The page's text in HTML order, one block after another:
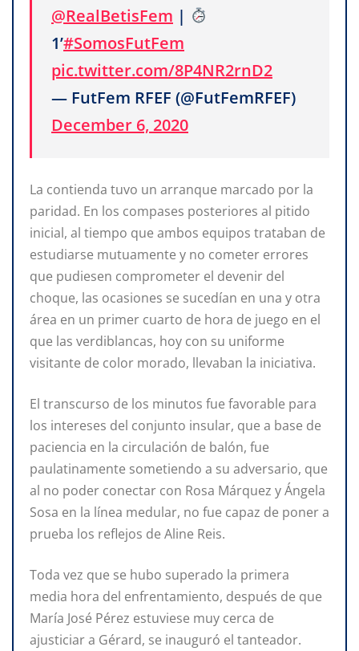
@RealBetisFem |
1’#SomosFutFem
pic.twitter.com/8P4NR2rnD2
— FutFem RFEF (@FutFemRFEF)
December 6, 2020
La contienda tuvo un arranque marcado por la
paridad. En los compases posteriores al pitido
inicial, al tiempo que ambos equipos trataban de
estudiarse mutuamente y no cometer errores
que pudiesen comprometer el devenir del
choque, las ocasiones se sucedían en una y otra
área en un primer cuarto de hora de juego en el
que las verdiblancas, hoy con su uniforme
visitante de color morado, llevaban la iniciativa.
El transcurso de los minutos fue favorable para
los intereses del conjunto insular, que a base de
paciencia en la circulación de balón, fue
paulatinamente sometiendo a su adversario, que
al no poder conectar con Rosa Márquez y Ángela
Sosa en la línea medular, no fue capaz de poner a
prueba los reflejos de Aline Reis.
Toda vez que se hubo superado la primera
media hora del enfrentamiento, después de que
María José Pérez estuviese muy cerca de
ajusticiar a Gérard, se inauguró el tanteador.